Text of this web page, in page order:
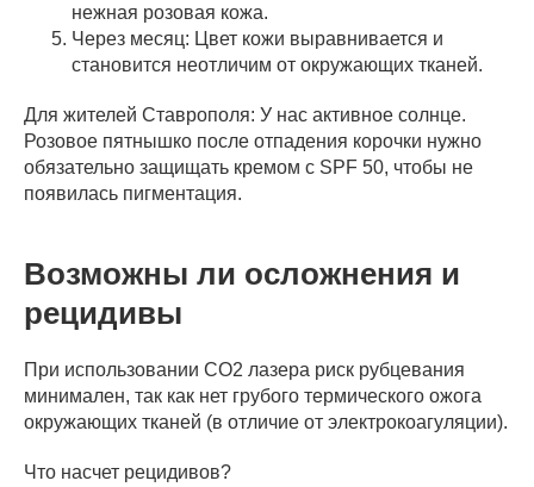
нежная розовая кожа.
Через месяц: Цвет кожи выравнивается и
становится неотличим от окружающих тканей.
Для жителей Ставрополя: У нас активное солнце.
Розовое пятнышко после отпадения корочки нужно
обязательно защищать кремом с SPF 50, чтобы не
появилась пигментация.
Возможны ли осложнения и
рецидивы
При использовании CO2 лазера риск рубцевания
минимален, так как нет грубого термического ожога
окружающих тканей (в отличие от электрокоагуляции).
Что насчет рецидивов?